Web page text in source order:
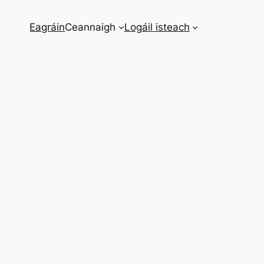
EagráinCeannaigh Logáil isteach